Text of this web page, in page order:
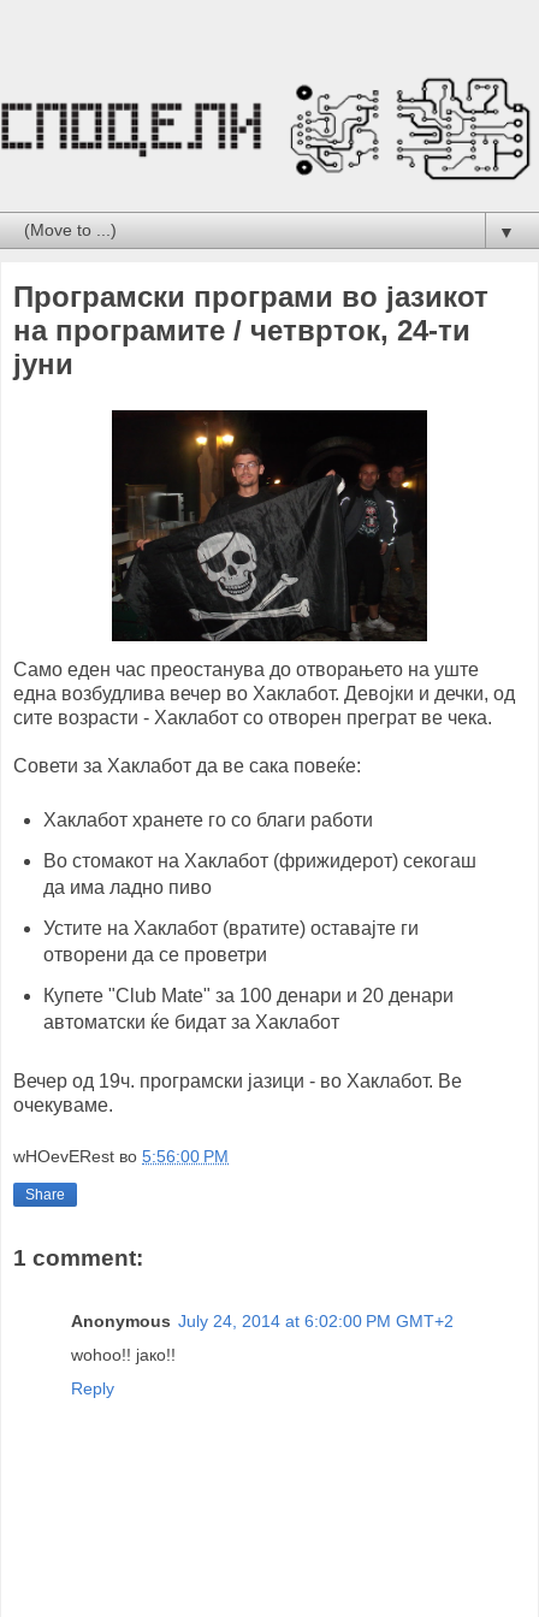
▼
Програмски програми во јазикот
на програмите / четврток, 24-ти
јуни
Само еден час преостанува до отворањето на уште
една возбудлива вечер во Хаклабот. Девојки и дечки, од
сите возрасти - Хаклабот со отворен преграт ве чека.
Совети за Хаклабот да ве сака повеќе:
Хаклабот хранете го со благи работи
Во стомакот на Хаклабот (фрижидерот) секогаш
да има ладно пиво
Устите на Хаклабот (вратите) оставајте ги
отворени да се проветри
Купете "Club Mate" за 100 денари и 20 денари
автоматски ќе бидат за Хаклабот
Вечер од 19ч. програмски јазици - во Хаклабот. Ве
очекуваме.
wHOevERest во 5:56:00 PM
Share
1 comment:
Anonymous July 24, 2014 at 6:02:00 PM GMT+2
wohoo!! јако!!
Reply